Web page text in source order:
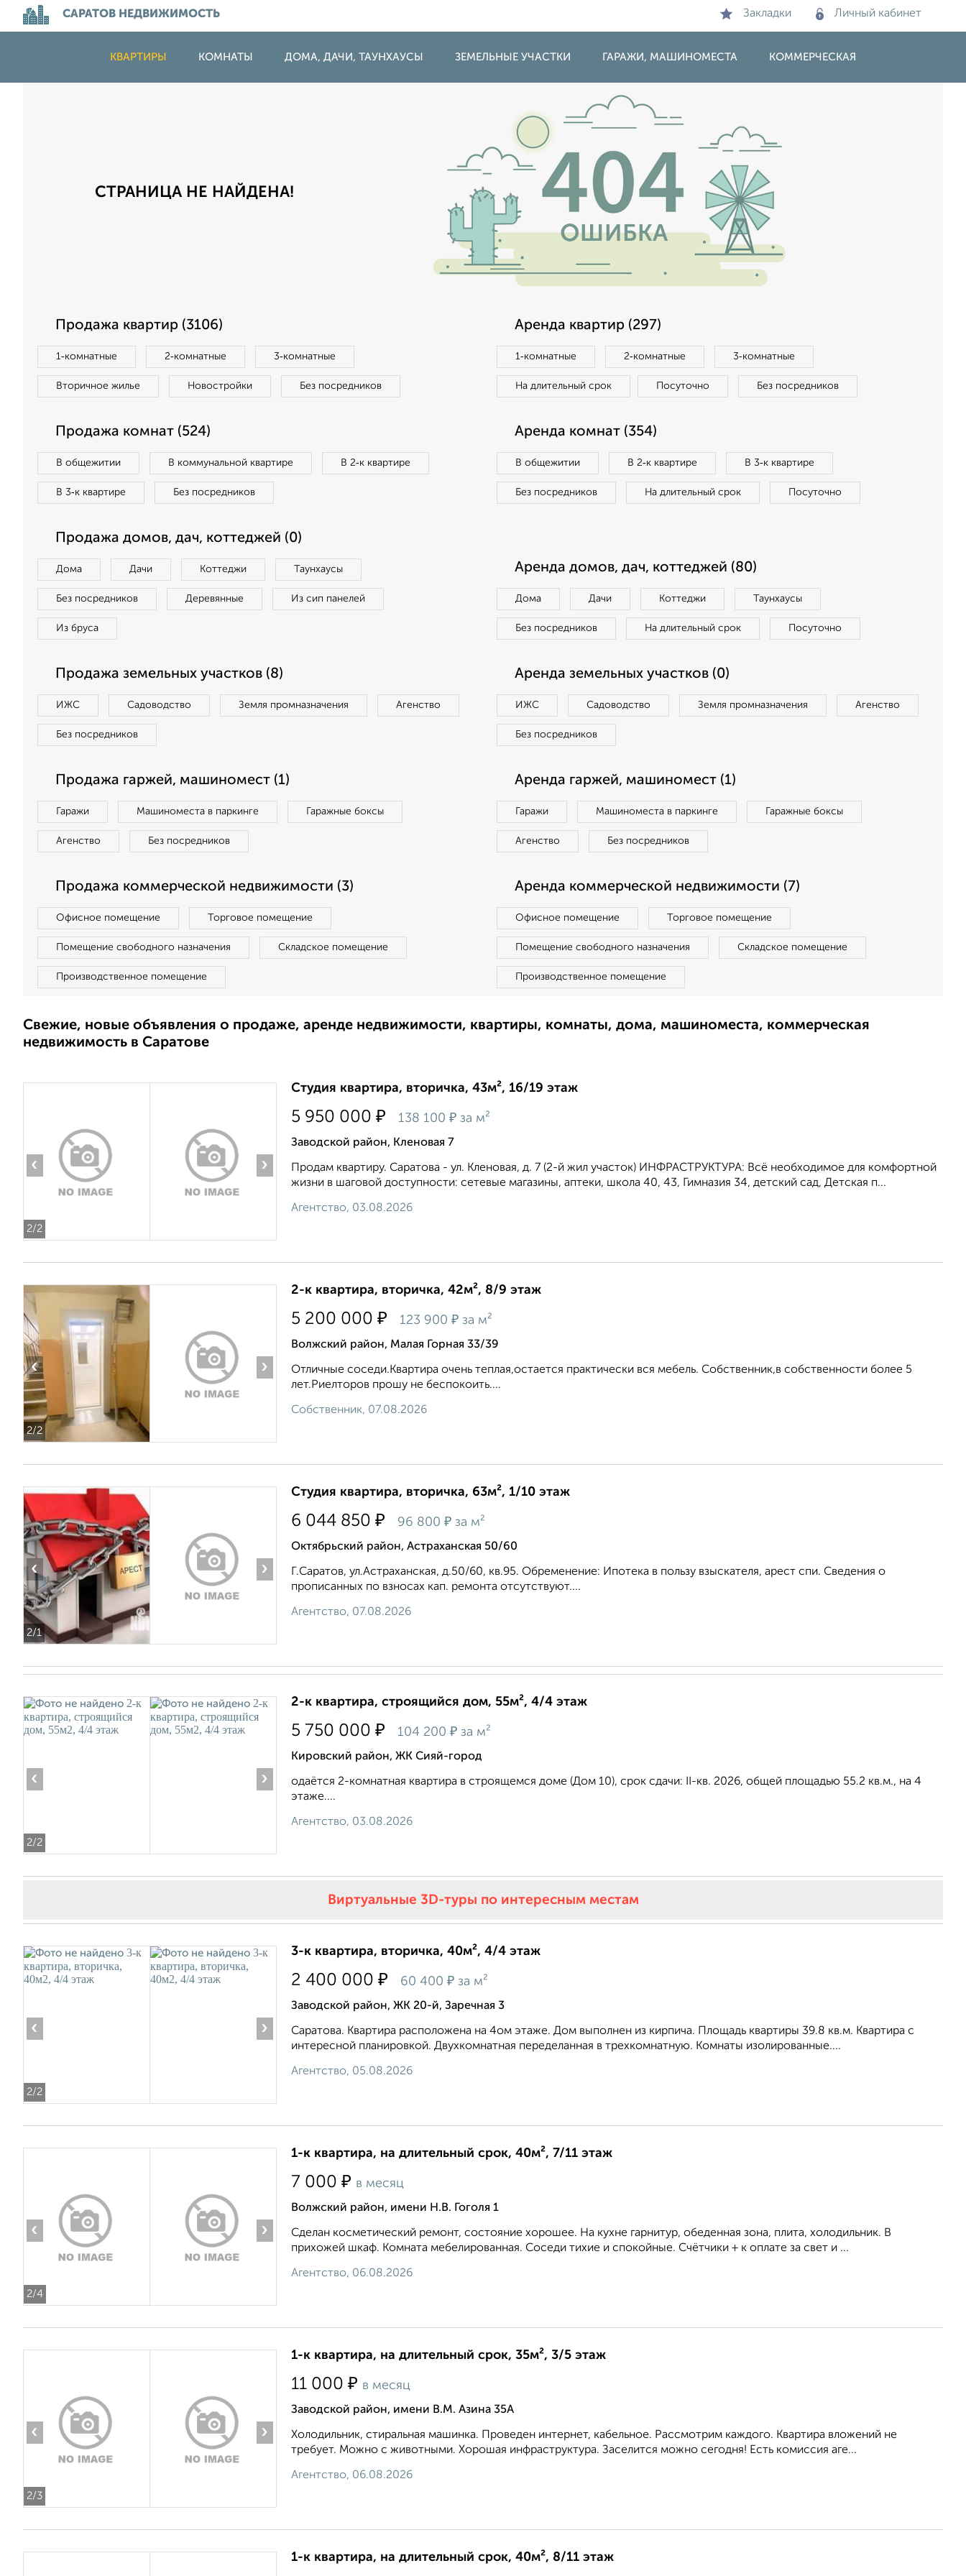
САРАТОВ НЕДВИЖИМОСТЬ Закладки Личный кабинет
КВАРТИРЫ КОМНАТЫ ДОМА, ДАЧИ, ТАУНХАУСЫ ЗЕМЕЛЬНЫЕ УЧАСТКИ ГАРАЖИ, МАШИНОМЕСТА КОММЕРЧЕСКАЯ
СТРАНИЦА НЕ НАЙДЕНА!
Продажа квартир (3106)
1‑комнатные 2‑комнатные 3‑комнатные
Вторичное жилье Новостройки Без посредников
Аренда квартир (297)
1‑комнатные 2‑комнатные 3‑комнатные
На длительный срок Посуточно Без посредников
Продажа комнат (524)
В общежитии В коммунальной квартире В 2‑к квартире
В 3‑к квартире Без посредников
Аренда комнат (354)
В общежитии В 2‑к квартире В 3‑к квартире
Без посредников На длительный срок Посуточно
Продажа домов, дач, коттеджей (0)
Дома Дачи Коттеджи Таунхаусы
Без посредников Деревянные Из сип панелей
Из бруса
Аренда домов, дач, коттеджей (80)
Дома Дачи Коттеджи Таунхаусы
Без посредников На длительный срок Посуточно
Продажа земельных участков (8)
ИЖС Садоводство Земля промназначения Агенство
Без посредников
Аренда земельных участков (0)
ИЖС Садоводство Земля промназначения Агенство
Без посредников
Продажа гаржей, машиномест (1)
Гаражи Машиноместа в паркинге Гаражные боксы
Агенство Без посредников
Аренда гаржей, машиномест (1)
Гаражи Машиноместа в паркинге Гаражные боксы
Агенство Без посредников
Продажа коммерческой недвижимости (3)
Офисное помещение Торговое помещение
Помещение свободного назначения Складское помещение
Производственное помещение
Аренда коммерческой недвижимости (7)
Офисное помещение Торговое помещение
Помещение свободного назначения Складское помещение
Производственное помещение
Свежие, новые объявления о продаже, аренде недвижимости, квартиры, комнаты, дома, машиноместа, коммерческая
недвижимость в Саратове
2/2
‹ ›
Студия квартира, вторичка, 43м², 16/19 этаж
5 950 000 ₽ 138 100 ₽ за м²
Заводской район, Кленовая 7
Продам квартиру. Саратова - ул. Кленовая, д. 7 (2-й жил участок) ИНФРАСТРУКТУРА: Всё необходимое для комфортной
жизни в шаговой доступности: сетевые магазины, аптеки, школа 40, 43, Гимназия 34, детский сад, Детская п...
Агентство, 03.08.2026
2/2
‹ ›
2-к квартира, вторичка, 42м², 8/9 этаж
5 200 000 ₽ 123 900 ₽ за м²
Волжский район, Малая Горная 33/39
Отличные соседи.Квартира очень теплая,остается практически вся мебель. Собственник,в собственности более 5
лет.Риелторов прошу не беспокоить....
Собственник, 07.08.2026
2/1
‹ ›
Студия квартира, вторичка, 63м², 1/10 этаж
6 044 850 ₽ 96 800 ₽ за м²
Октябрьский район, Астраханская 50/60
Г.Саратов, ул.Астраханская, д.50/60, кв.95. Обременение: Ипотека в пользу взыскателя, арест спи. Сведения о
прописанных по взносах кап. ремонта отсутствуют....
Агентство, 07.08.2026
2/2
‹ ›
2-к квартира, строящийся дом, 55м², 4/4 этаж
5 750 000 ₽ 104 200 ₽ за м²
Кировский район, ЖК Сияй-город
одаётся 2-комнатная квартира в строящемся доме (Дом 10), срок сдачи: II-кв. 2026, общей площадью 55.2 кв.м., на 4
этаже....
Агентство, 03.08.2026
Виртуальные 3D-туры по интересным местам
2/2
‹ ›
3-к квартира, вторичка, 40м², 4/4 этаж
2 400 000 ₽ 60 400 ₽ за м²
Заводской район, ЖК 20-й, Заречная 3
Саратова. Квартира расположена на 4ом этаже. Дом выполнен из кирпича. Площадь квартиры 39.8 кв.м. Квартира с
интересной планировкой. Двухкомнатная переделанная в трехкомнатную. Комнаты изолированные....
Агентство, 05.08.2026
2/4
‹ ›
1-к квартира, на длительный срок, 40м², 7/11 этаж
7 000 ₽ в месяц
Волжский район, имени Н.В. Гоголя 1
Сделан косметический ремонт, состояние хорошее. На кухне гарнитур, обеденная зона, плита, холодильник. В
прихожей шкаф. Комната мебелированная. Соседи тихие и спокойные. Счётчики + к оплате за свет и ...
Агентство, 06.08.2026
2/3
‹ ›
1-к квартира, на длительный срок, 35м², 3/5 этаж
11 000 ₽ в месяц
Заводской район, имени В.М. Азина 35А
Холодильник, стиральная машинка. Проведен интернет, кабельное. Рассмотрим каждого. Квартира вложений не
требует. Можно с животными. Хорошая инфраструктура. Заселится можно сегодня! Есть комиссия аге...
Агентство, 06.08.2026
1-к квартира, на длительный срок, 40м², 8/11 этаж